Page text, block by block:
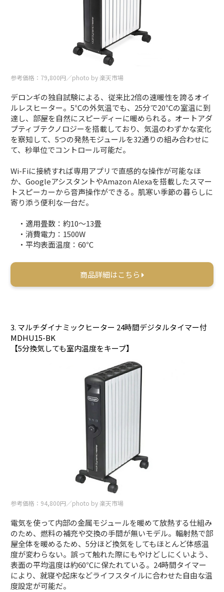
参考価格：79,800円／photo by 楽天市場
デロンギの独自試験による、従来比2倍の速暖性を誇るオイ
ルレスヒーター。5℃の外気温でも、25分で20℃の室温に到
達し、部屋を自然にスピーディーに暖められる。オートアダ
プティブテクノロジーを搭載しており、気温のわずかな変化
を察知して、5つの発熱モジュールを32通りの組み合わせに
て、秒単位でコントロール可能だ。
Wi-Fiに接続すれば専用アプリで直感的な操作が可能なほ
か、GoogleアシスタントやAmazon Alexaを搭載したスマー
トスピーカーから音声操作ができる。肌寒い季節の暮らしに
寄り添う便利な一台だ。
・適用畳数：約10～13畳
・消費電力：1500W
・平均表面温度：60℃
商品詳細はこちら
3. マルチダイナミックヒーター 24時間デジタルタイマー付
MDHU15-BK
【5分換気しても室内温度をキープ】
参考価格：94,800円／photo by 楽天市場
電気を使って内部の金属モジュールを暖めて放熱する仕組み
のため、燃料の補充や交換の手間が無いモデル。輻射熱で部
屋全体を暖めるため、5分ほど換気をしてもほとんど体感温
度が変わらない。誤って触れた際にもやけどしにくいよう、
表面の平均温度は約60℃に保たれている。24時間タイマー
により、就寝や起床などライフスタイルに合わせた自由な温
度設定が可能だ。